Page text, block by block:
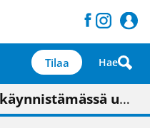
Tilaa Hae
parempana painojäljen laatuna lehdessä
on valoisa
uudelleen keskustavisiotyön”
omavaraisemmin kuin kaupungissa"